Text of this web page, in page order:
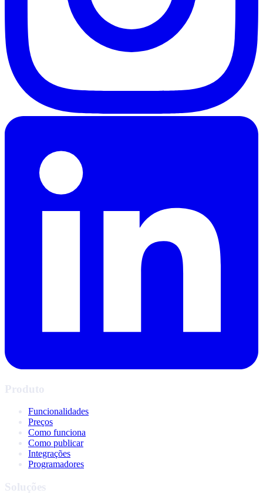
Produto
Funcionalidades
Preços
Como funciona
Como publicar
Integrações
Programadores
Soluções